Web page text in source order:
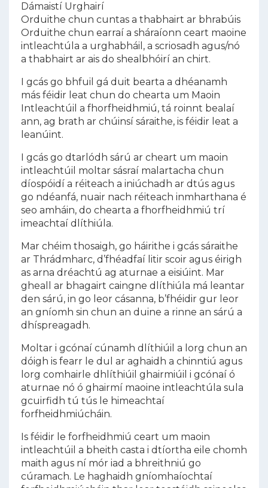
Dámaistí Urghairí
Orduithe chun cuntas a thabhairt ar bhrabúis
Orduithe chun earraí a sháraíonn ceart maoine
intleachtúla a urghabháil, a scriosadh agus/nó
a thabhairt ar ais do shealbhóirí an chirt.
I gcás go bhfuil gá duit bearta a dhéanamh
más féidir leat chun do chearta um Maoin
Intleachtúil a fhorfheidhmiú, tá roinnt bealaí
ann, ag brath ar chúinsí sáraithe, is féidir leat a
leanúint.
I gcás go dtarlódh sárú ar cheart um maoin
intleachtúil moltar sásraí malartacha chun
díospóidí a réiteach a iniúchadh ar dtús agus
go ndéanfá, nuair nach réiteach inmharthana é
seo amháin, do chearta a fhorfheidhmiú trí
imeachtaí dlíthiúla.
Mar chéim thosaigh, go háirithe i gcás sáraithe
ar Thrádmharc, d’fhéadfaí litir scoir agus éirigh
as arna dréachtú ag aturnae a eisiúint. Mar
gheall ar bhagairt caingne dlíthiúla má leantar
den sárú, in go leor cásanna, b’fhéidir gur leor
an gníomh sin chun an duine a rinne an sárú a
dhíspreagadh.
Moltar i gcónaí cúnamh dlíthiúil a lorg chun an
dóigh is fearr le dul ar aghaidh a chinntiú agus
lorg comhairle dhlíthiúil ghairmiúil i gcónaí ó
aturnae nó ó ghairmí maoine intleachtúla sula
gcuirfidh tú tús le himeachtaí
forfheidhmiúcháin.
Is féidir le forfheidhmiú ceart um maoin
intleachtúil a bheith casta i dtíortha eile chomh
maith agus ní mór iad a bhreithniú go
cúramach. Le haghaidh gníomhaíochtaí